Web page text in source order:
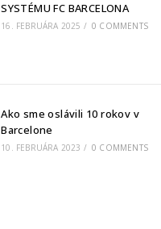
SYSTÉMU FC BARCELONA
16. FEBRUÁRA 2025 / 0 COMMENTS
Ako sme oslávili 10 rokov v
Barcelone
10. FEBRUÁRA 2023 / 0 COMMENTS